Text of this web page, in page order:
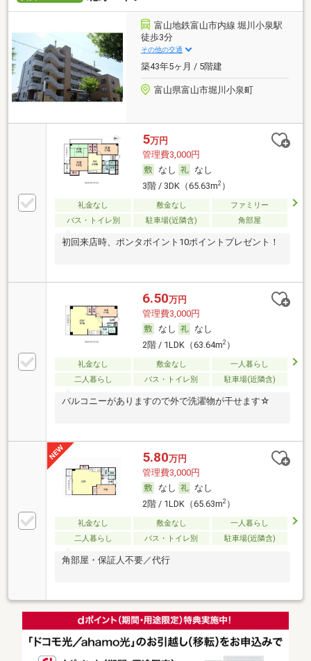
富山地鉄富山市内線 堀川小泉駅
徒歩3分
その他の交通
築43年5ヶ月 / 5階建
富山県富山市堀川小泉町
5万円
管理費3,000円
なし
なし
3階 / 3DK（65.63m2）
礼金なし 敷金なし
ファミリー
バス・トイレ別
駐車場(近隣含) 角部屋
初回来店時、ポンタポイント10ポイントプレゼント！
6.50万円
管理費3,000円
なし
なし
2階 / 1LDK（63.64m2）
礼金なし 敷金なし
一人暮らし
二人暮らし
バス・トイレ別 駐車場(近隣含)
バルコニーがありますので外で洗濯物が干せます☆
5.80万円
管理費3,000円
なし
なし
2階 / 1LDK（65.63m2）
礼金なし 敷金なし
一人暮らし
二人暮らし
バス・トイレ別 駐車場(近隣含)
角部屋・保証人不要／代行